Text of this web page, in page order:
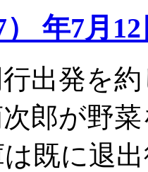
） 年7月
出発を
郎が野
既に退